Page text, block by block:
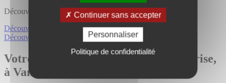
Continuer sans accepter
Personnaliser
Politique de confidentialité
Découvrir l'offre
Découvrir BUREAUX
Découvrir toutes nos offres
Votre agence en immobilier d'entreprise,
à Vannes/Lorient